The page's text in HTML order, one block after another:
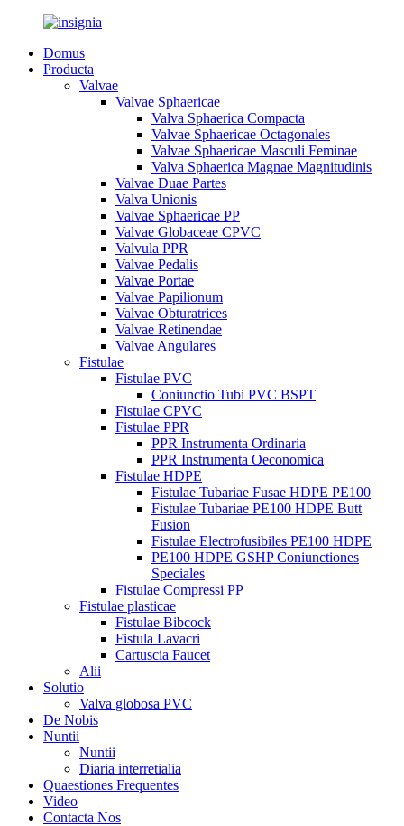
Domus
Producta
Valvae
Valvae Sphaericae
Valva Sphaerica Compacta
Valvae Sphaericae Octagonales
Valvae Sphaericae Masculi Feminae
Valva Sphaerica Magnae Magnitudinis
Valvae Duae Partes
Valva Unionis
Valvae Sphaericae PP
Valvae Globaceae CPVC
Valvula PPR
Valvae Pedalis
Valvae Portae
Valvae Papilionum
Valvae Obturatrices
Valvae Retinendae
Valvae Angulares
Fistulae
Fistulae PVC
Coniunctio Tubi PVC BSPT
Fistulae CPVC
Fistulae PPR
PPR Instrumenta Ordinaria
PPR Instrumenta Oeconomica
Fistulae HDPE
Fistulae Tubariae Fusae HDPE PE100
Fistulae Tubariae PE100 HDPE Butt
Fusion
Fistulae Electrofusibiles PE100 HDPE
PE100 HDPE GSHP Coniunctiones
Speciales
Fistulae Compressi PP
Fistulae plasticae
Fistulae Bibcock
Fistula Lavacri
Cartuscia Faucet
Alii
Solutio
Valva globosa PVC
De Nobis
Nuntii
Nuntii
Diaria interretialia
Quaestiones Frequentes
Video
Contacta Nos